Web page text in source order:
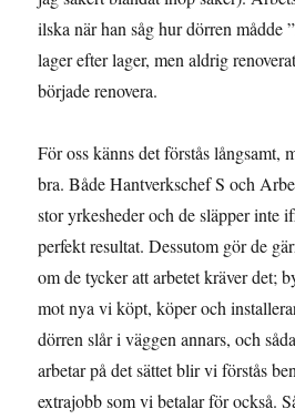
ilska när han såg hur dörren mådde
lager efter lager, men aldrig
började renovera.
För oss känns det förstås långsamt,
bra. Både Hantverkschef S och
stor yrkesheder och de släpper inte
perfekt resultat. Dessutom gör de
om de tycker att arbetet kräver det;
mot nya vi köpt, köper och
dörren slår i väggen annars, och
arbetar på det sättet blir vi förstås
extrajobb som vi betalar för också.